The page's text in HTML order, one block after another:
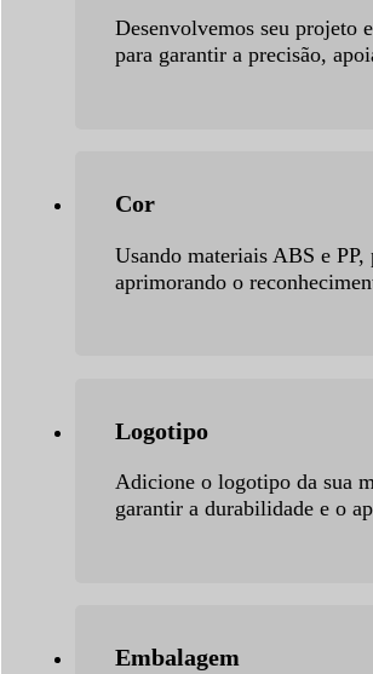
Desenvolvemos seu projeto
para garantir a precisão,
Cor
Usando materiais ABS e
aprimorando o
Logotipo
Adicione o logotipo da sua
garantir a durabilidade e o
Embalagem